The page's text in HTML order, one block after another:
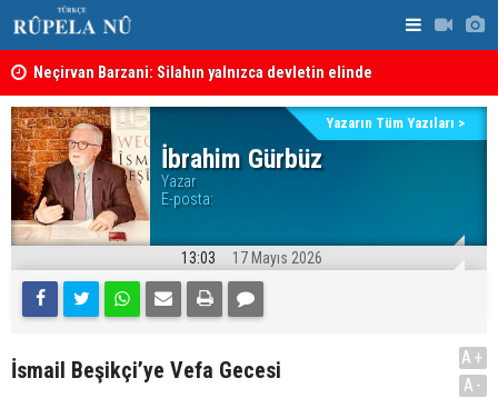
Neçirvan Barzani: Silahın yalnızca devletin elinde
toplanması kararı uygulanmalı
Kürdistan Hükümeti'nden Kor Mor gazı tepkisi
İbrahim Gürbüz
Yazar
E-posta:
Yazarın Tüm Yazıları >
13:03 17 Mayıs 2026
İsmail Beşikçi’ye Vefa Gecesi
A+
A-